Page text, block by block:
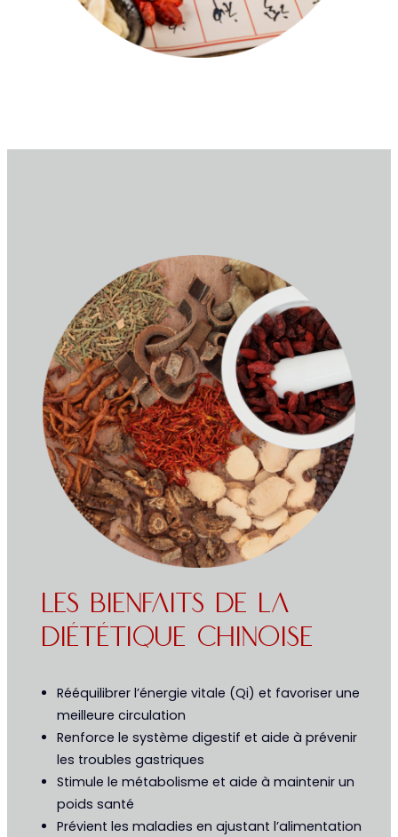
Les Bienfaits De La
Diététique Chinoise
Rééquilibrer l’énergie vitale (Qi) et favoriser une
meilleure circulation
Renforce le système digestif et aide à prévenir
les troubles gastriques
Stimule le métabolisme et aide à maintenir un
poids santé
Prévient les maladies en ajustant l’alimentation